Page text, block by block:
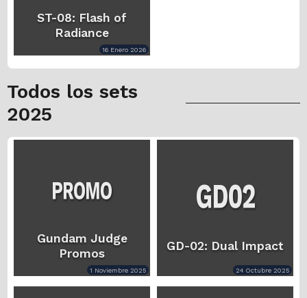
ST-08: Flash of
Radiance
16 Enero 2026
Todos los sets
2025
Gundam Judge
Promos
1 Noviembre 2025
GD-02: Dual Impact
24 Octubre 2025